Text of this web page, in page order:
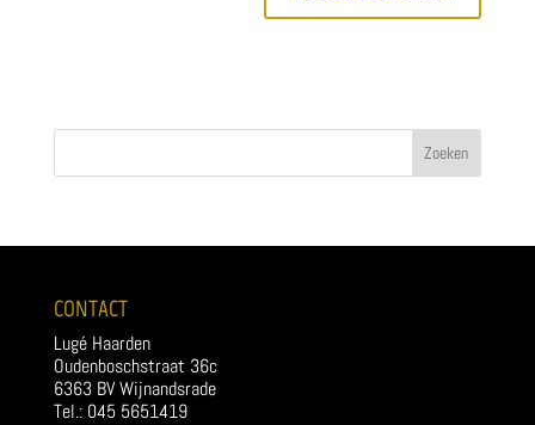
CONTACT
Lugé Haarden
Oudenboschstraat 36c
6363 BV Wijnandsrade
Tel.: 045 5651419